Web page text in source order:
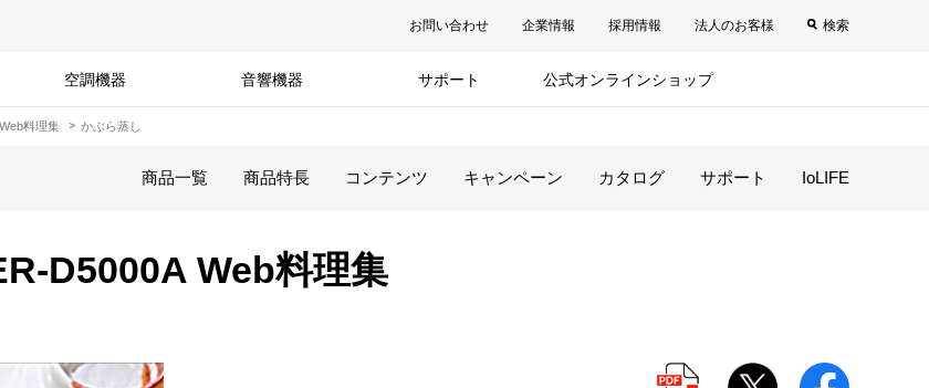
お問い合わせ 企業情報 採用情報 法人のお客様 検索
空調機器 音響機器 サポート 公式オンラインショップ
料理集 かぶら蒸し
商品一覧 商品特長 コンテンツ キャンペーン カタログ サポート IoLIFE
D5000A Web料理集